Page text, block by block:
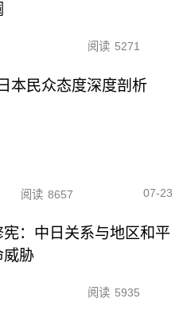
阅读 5271
本民众态度深度剖析
阅读 8657 07-23
宪：中日关系与地区和平
威胁
阅读 5935